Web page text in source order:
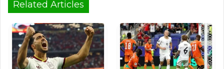
Related Articles